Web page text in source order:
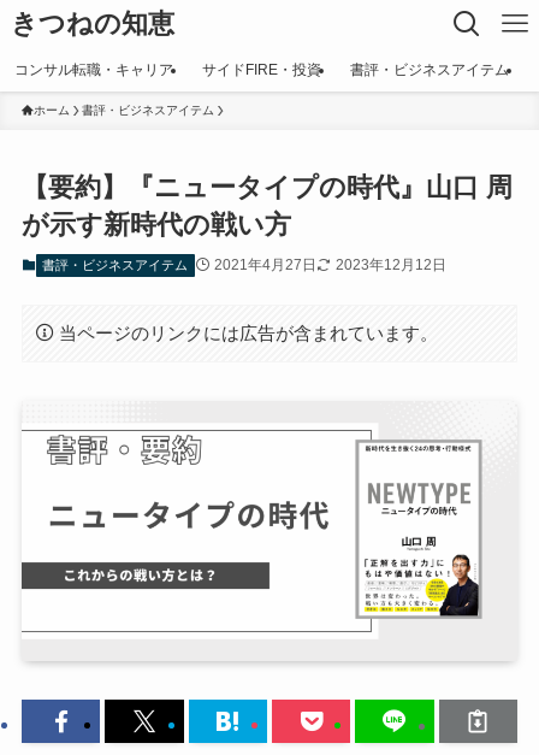
きつねの知恵
コンサル転職・キャリア サイドFIRE・投資 書評・ビジネスアイテム
ホーム 書評・ビジネスアイテム
【要約】『ニュータイプの時代』山口 周
が示す新時代の戦い方
書評・ビジネスアイテム 2021年4月27日 2023年12月12日
当ページのリンクには広告が含まれています。